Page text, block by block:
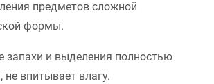
предметов сложной
формы.
запахи и выделения полностью
не впитывает влагу.